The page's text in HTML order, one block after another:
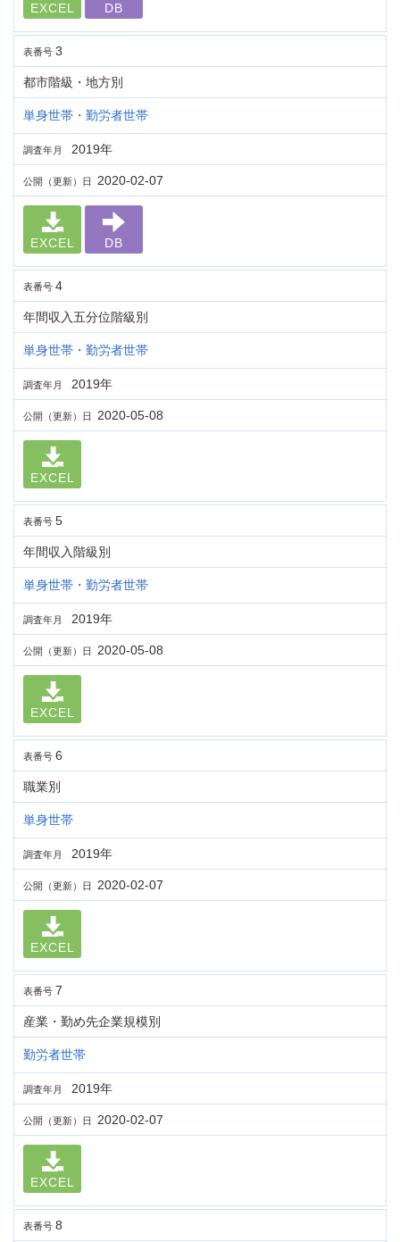
EXCEL DB
表番号 3
都市階級・地方別
単身世帯・勤労者世帯
調査年月 2019年
公開（更新）日 2020-02-07
EXCEL DB
表番号 4
年間収入五分位階級別
単身世帯・勤労者世帯
調査年月 2019年
公開（更新）日 2020-05-08
EXCEL
表番号 5
年間収入階級別
単身世帯・勤労者世帯
調査年月 2019年
公開（更新）日 2020-05-08
EXCEL
表番号 6
職業別
単身世帯
調査年月 2019年
公開（更新）日 2020-02-07
EXCEL
表番号 7
産業・勤め先企業規模別
勤労者世帯
調査年月 2019年
公開（更新）日 2020-02-07
EXCEL
表番号 8